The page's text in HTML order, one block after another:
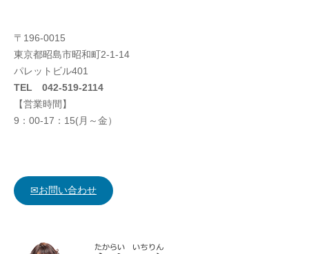
〒196-0015
東京都昭島市昭和町2-1-14
パレットビル401
TEL 042-519-2114
【営業時間】
9：00-17：15(月～金）
✉お問い合わせ